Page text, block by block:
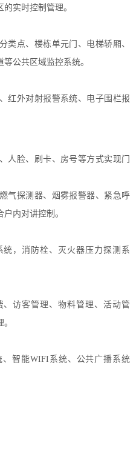
实时控制管理。
类点、楼栋单元门、电梯轿厢、
公共区域监控系统。
红外对射报警系统、电子围栏报
人脸、刷卡、房号等方式实现门
气探测器、烟雾报警器、紧急呼
内对讲控制。
，消防栓、灭火器压力探测系
访客管理、物料管理、活动管
智能WIFI系统、公共广播系统